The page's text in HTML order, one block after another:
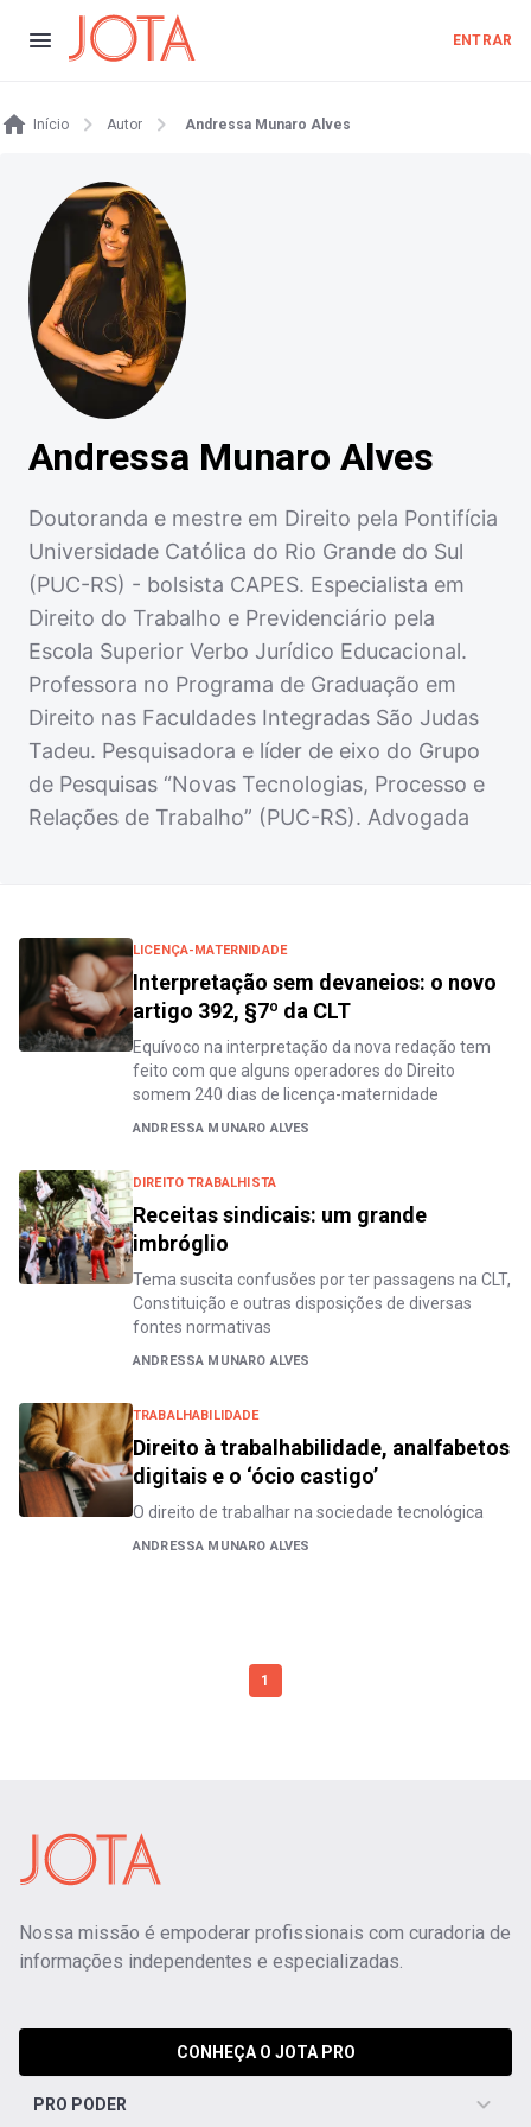
ENTRAR
Início Autor Andressa Munaro Alves
Andressa Munaro Alves
Doutoranda e mestre em Direito pela Pontifícia
Universidade Católica do Rio Grande do Sul
(PUC-RS) - bolsista CAPES. Especialista em
Direito do Trabalho e Previdenciário pela
Escola Superior Verbo Jurídico Educacional.
Professora no Programa de Graduação em
Direito nas Faculdades Integradas São Judas
Tadeu. Pesquisadora e líder de eixo do Grupo
de Pesquisas “Novas Tecnologias, Processo e
Relações de Trabalho” (PUC-RS). Advogada
LICENÇA-MATERNIDADE
Interpretação sem devaneios: o novo
artigo 392, §7º da CLT
Equívoco na interpretação da nova redação tem
feito com que alguns operadores do Direito
somem 240 dias de licença-maternidade
ANDRESSA MUNARO ALVES
DIREITO TRABALHISTA
Receitas sindicais: um grande
imbróglio
Tema suscita confusões por ter passagens na CLT,
Constituição e outras disposições de diversas
fontes normativas
ANDRESSA MUNARO ALVES
TRABALHABILIDADE
Direito à trabalhabilidade, analfabetos
digitais e o ‘ócio castigo’
O direito de trabalhar na sociedade tecnológica
ANDRESSA MUNARO ALVES
1
Nossa missão é empoderar profissionais com curadoria de
informações independentes e especializadas.
CONHEÇA O JOTA PRO
PRO PODER